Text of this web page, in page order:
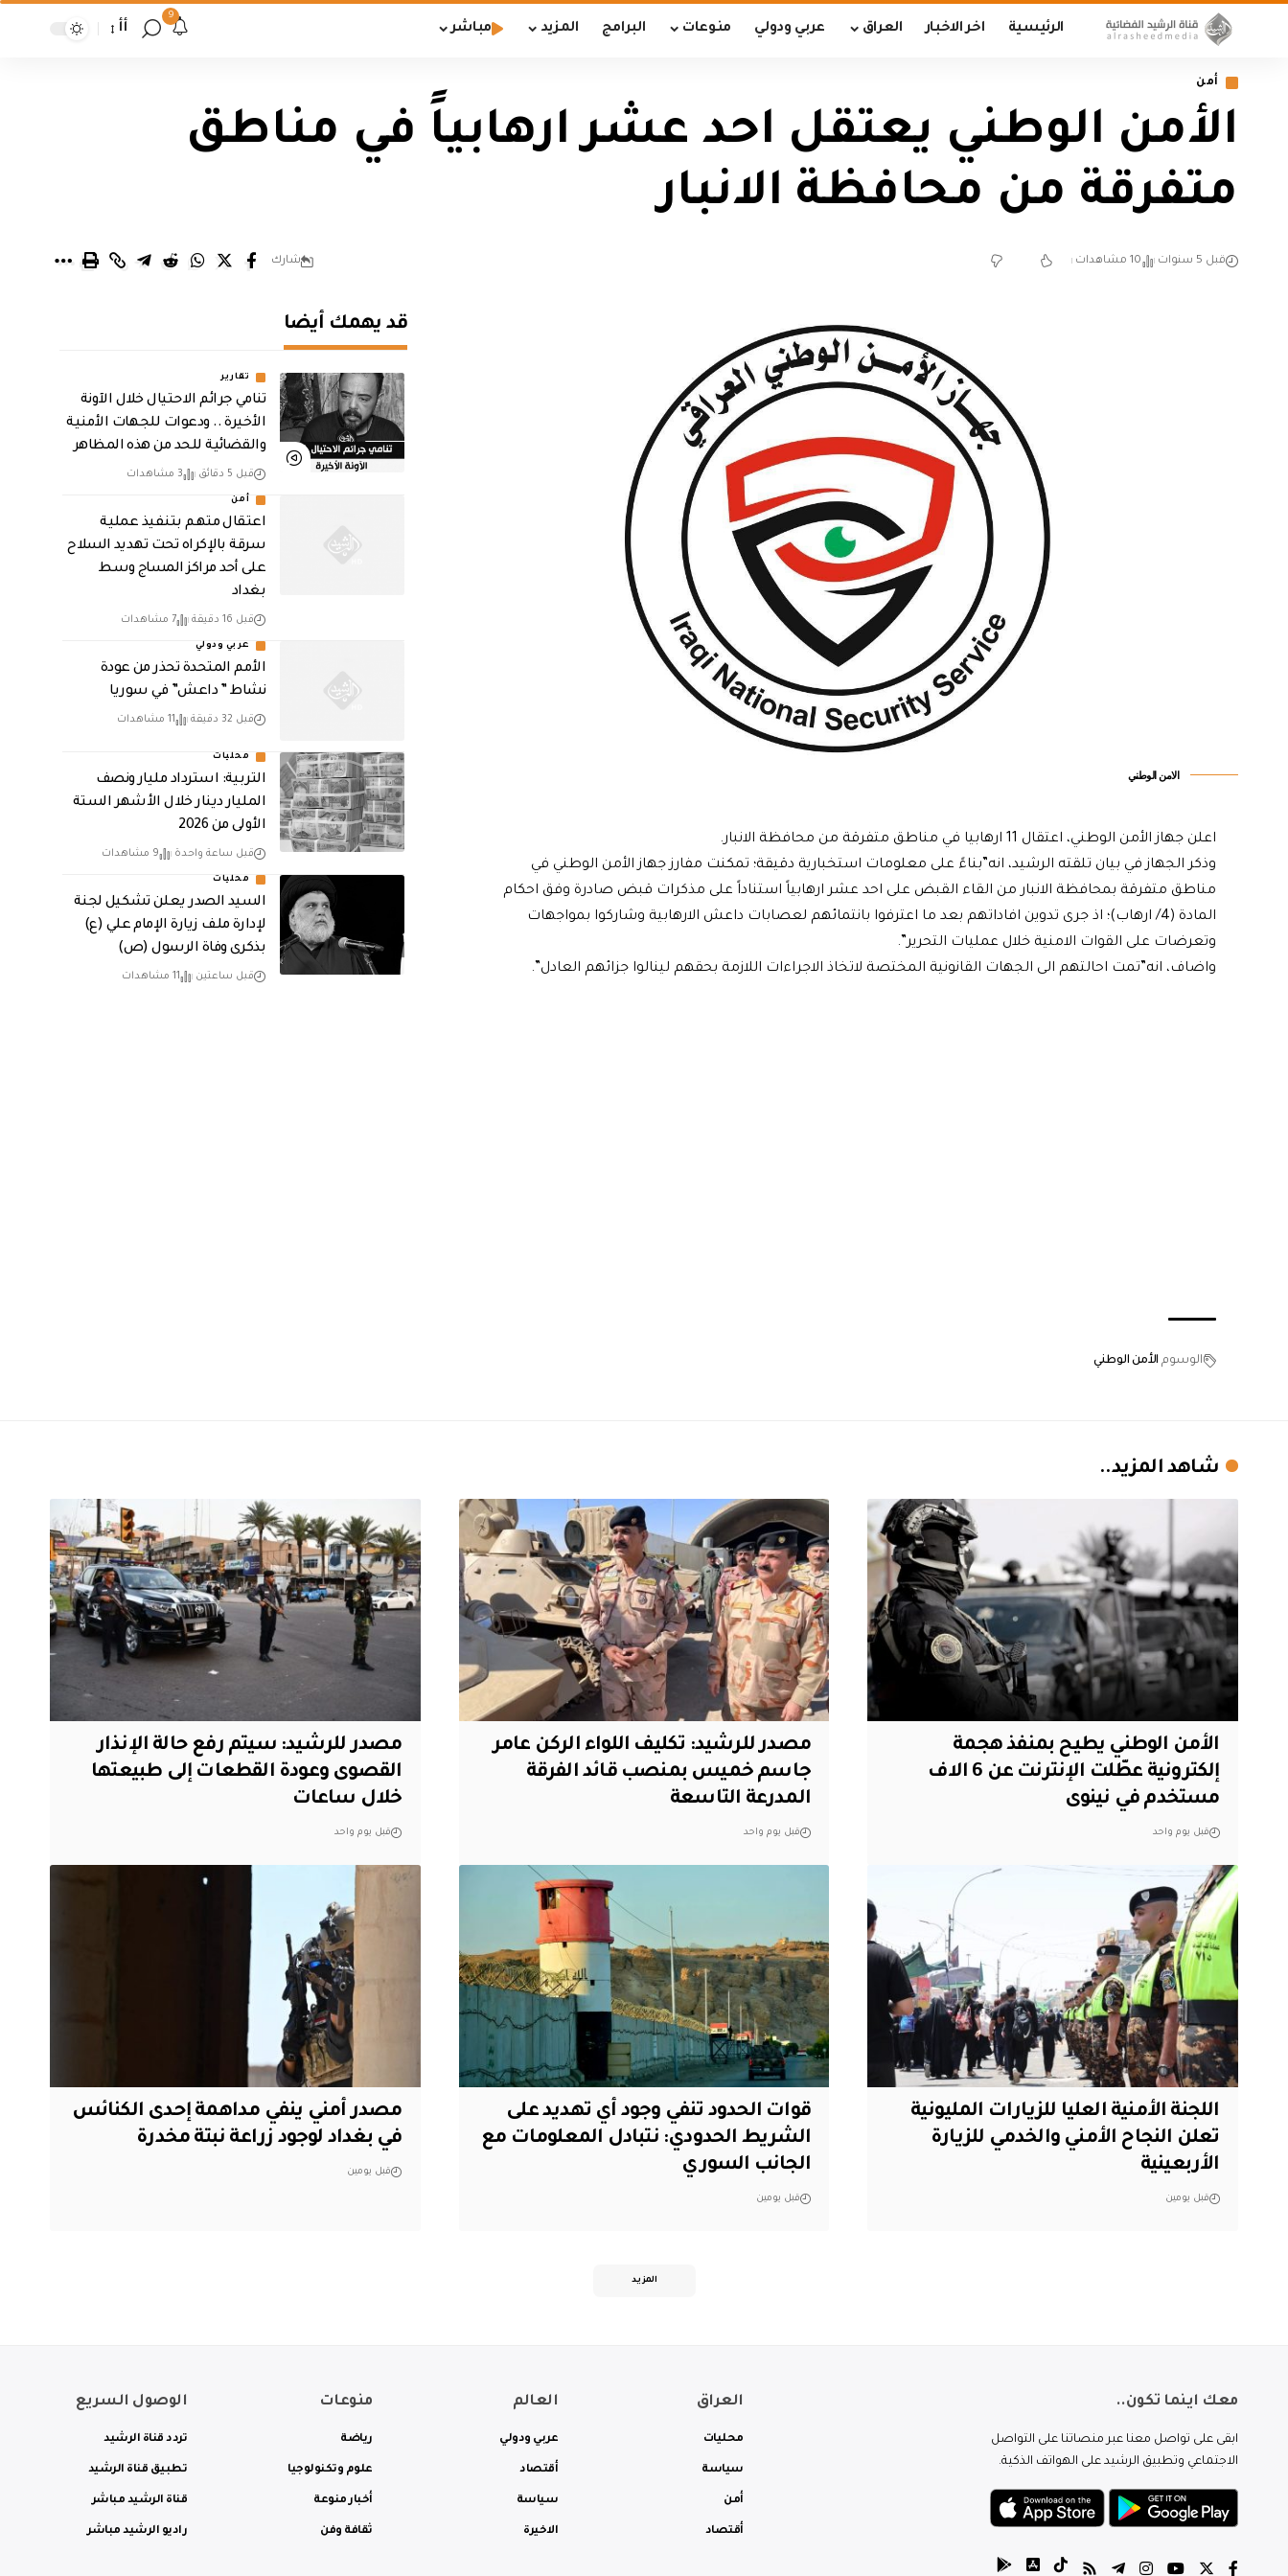
الرئيسية اخر الاخبار العراق عربي ودولي منوعات البرامج المزيد مباشر
9
أأ
أمن
الأمن الوطني يعتقل احد عشر ارهابياً في مناطق
متفرقة من محافظة الانبار
قبل 5 سنوات 10 مشاهدات شارك
الامن الوطني
اعلن جهاز الأمن الوطني، اعتقال 11 ارهابيا في مناطق متفرقة من محافظة الانبار.
وذكر الجهاز في بيان تلقته الرشيد، انه”بناءً على معلومات استخبارية دقيقة؛ تمكنت مفارز جهاز الأمن الوطني في
مناطق متفرقة بمحافظة الانبار من القاء القبض على احد عشر ارهابياً استناداً على مذكرات قبض صادرة وفق احكام
المادة (4/ ارهاب)؛ اذ جرى تدوين افاداتهم بعد ما اعترفوا بانتمائهم لعصابات داعش الارهابية وشاركوا بمواجهات
وتعرضات على القوات الامنية خلال عمليات التحرير”.
واضاف، انه”تمت احالتهم الى الجهات القانونية المختصة لاتخاذ الاجراءات اللازمة بحقهم لينالوا جزائهم العادل”.
الوسوم الأمن الوطني
قد يهمك أيضا
تقارير
تنامي جرائم الاحتيال خلال الآونة
الأخيرة .. ودعوات للجهات الأمنية
والقضائية للحد من هذه المظاهر
قبل 5 دقائق 3 مشاهدات
أمن
اعتقال متهم بتنفيذ عملية
سرقة بالإكراه تحت تهديد السلاح
على أحد مراكز المساج وسط
بغداد
قبل 16 دقيقة 7 مشاهدات
عربي ودولي
الأمم المتحدة تحذر من عودة
نشاط ” داعش” في سوريا
قبل 32 دقيقة 11 مشاهدات
محليات
التربية: استرداد مليار ونصف
المليار دينار خلال الأشهر الستة
الأولى من 2026
قبل ساعة واحدة 9 مشاهدات
محليات
السيد الصدر يعلن تشكيل لجنة
لإدارة ملف زيارة الإمام علي (ع)
بذكرى وفاة الرسول (ص)
قبل ساعتين 11 مشاهدات
شاهد المزيد..
الأمن الوطني يطيح بمنفذ هجمة
إلكترونية عطّلت الإنترنت عن 6 الاف
مستخدم في نينوى
قبل يوم واحد
مصدر للرشيد: تكليف اللواء الركن عامر
جاسم خميس بمنصب قائد الفرقة
المدرعة التاسعة
قبل يوم واحد
مصدر للرشيد: سيتم رفع حالة الإنذار
القصوى وعودة القطعات إلى طبيعتها
خلال ساعات
قبل يوم واحد
اللجنة الأمنية العليا للزيارات المليونية
تعلن النجاح الأمني والخدمي للزيارة
الأربعينية
قبل يومين
قوات الحدود تنفي وجود أي تهديد على
الشريط الحدودي: نتبادل المعلومات مع
الجانب السوري
قبل يومين
مصدر أمني ينفي مداهمة إحدى الكنائس
في بغداد لوجود زراعة نبتة مخدرة
قبل يومين
المزيد
معك اينما تكون..
ابقى على تواصل معنا عبر منصاتنا على التواصل
الاجتماعي وتطبيق الرشيد على الهواتف الذكية.
العراق
محليات
سياسة
أمن
أقتصاد
العالم
عربي ودولي
أقتصاد
سياسة
الاخيرة
منوعات
رياضة
علوم وتكنولوجيا
أخبار منوعة
ثقافة وفن
الوصول السريع
تردد قناة الرشيد
تطبيق قناة الرشيد
قناة الرشيد مباشر
راديو الرشيد مباشر